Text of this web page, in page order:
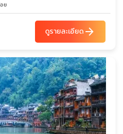
ย
ดูรายละเอียดarrow_forward